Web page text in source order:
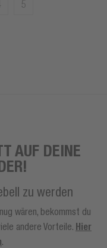
5
AUF DEINE
zu werden
wären, bekommst du
andere Vorteile. Hier
.